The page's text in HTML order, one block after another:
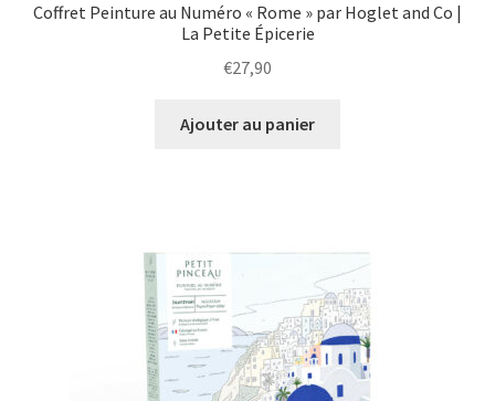
Coffret Peinture au Numéro « Rome » par Hoglet and Co |
La Petite Épicerie
€27,90
Ajouter au panier